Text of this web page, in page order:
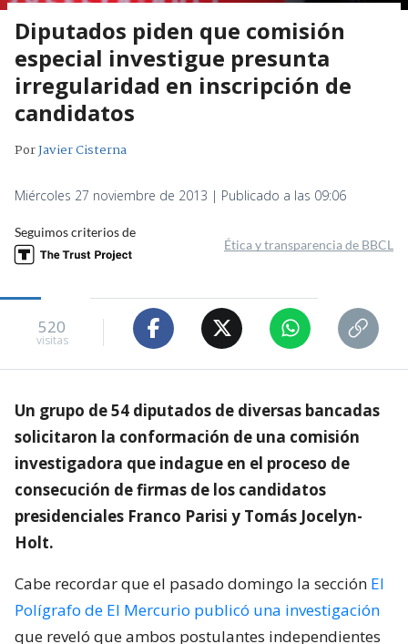
Diputados piden que comisión
especial investigue presunta
irregularidad en inscripción de
candidatos
PorJavier Cisterna
Miércoles 27 noviembre de 2013 | Publicado a las 09:06
Seguimos criterios de
Ética y transparencia de BBCL
520
visitas
Un grupo de 54 diputados de diversas bancadas
solicitaron la conformación de una comisión
investigadora que indague en el proceso de
consecución de firmas de los candidatos
presidenciales Franco Parisi y Tomás Jocelyn-
Holt.
Cabe recordar que el pasado domingo la sección El
Polígrafo de El Mercurio publicó una investigación
que reveló que ambos postulantes independientes